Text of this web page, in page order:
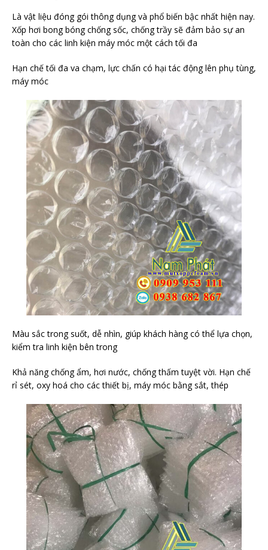
Là vật liệu đóng gói thông dụng và phổ biến bậc nhất hiện nay.
Xốp hơi bong bóng chống sốc, chống trầy sẽ đảm bảo sự an
toàn cho các linh kiện máy móc một cách tối đa
Hạn chế tối đa va chạm, lực chấn có hại tác động lên phụ tùng,
máy móc
Màu sắc trong suốt, dễ nhìn, giúp khách hàng có thể lựa chọn,
kiểm tra linh kiện bên trong
Khả năng chống ẩm, hơi nước, chống thấm tuyệt vời. Hạn chế
rỉ sét, oxy hoá cho các thiết bị, máy móc bằng sắt, thép